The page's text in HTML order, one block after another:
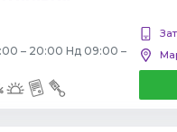
– 20:00 Нд 09:00 –